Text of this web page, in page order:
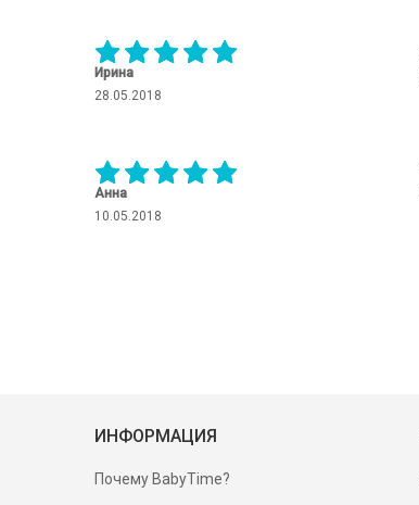
Ирина
28.05.2018
Анна
10.05.2018
ИНФОРМАЦИЯ
Почему BabyTime?